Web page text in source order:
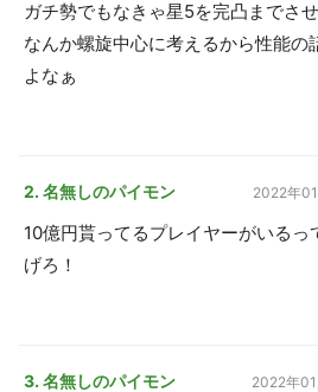
ガチ勢でもなきゃ星5を完凸までさ
なんか螺旋中心に考えるから性能の
よなぁ
2. 名無しのパイモン 2022年
10億円貰ってるプレイヤーがいるっ
げろ！
3. 名無しのパイモン 2022年